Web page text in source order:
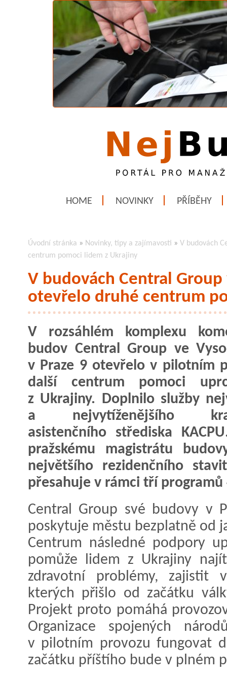
HOME NOVINKY PŘÍBĚHY
Úvodní stránka » Novinky, tipy a zajímavosti » V budovách
centrum pomoci lidem z Ukrajiny
V budovách Central Group
otevřelo druhé centrum
V rozsáhlém komplexu
budov Central Group ve
v Praze 9 otevřelo v pilotním
další centrum pomoci
z Ukrajiny. Doplnilo služby
a nejvytíženějšího
asistenčního střediska
pražskému magistrátu
největšího rezidenčního
přesahuje v rámci tří programů
Central Group své budovy v
poskytuje městu bezplatně od
Centrum následné podpory
pomůže lidem z Ukrajiny
zdravotní problémy, zajistit
kterých přišlo od začátku
Projekt proto pomáhá
Organizace spojených
v pilotním provozu fungovat
začátku příštího bude v plném